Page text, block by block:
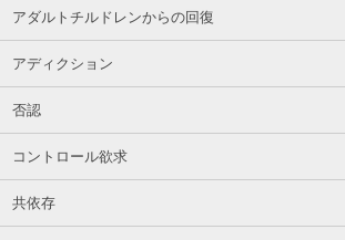
アダルトチルドレンからの回復
アディクション
否認
コントロール欲求
共依存